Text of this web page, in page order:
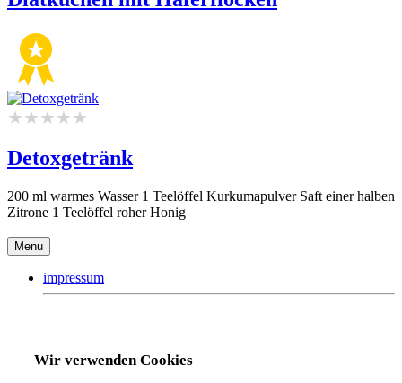
Detoxgetränk
200 ml warmes Wasser 1 Teelöffel Kurkumapulver Saft einer halben
Zitrone 1 Teelöffel roher Honig
Menu
impressum
Wir verwenden Cookies